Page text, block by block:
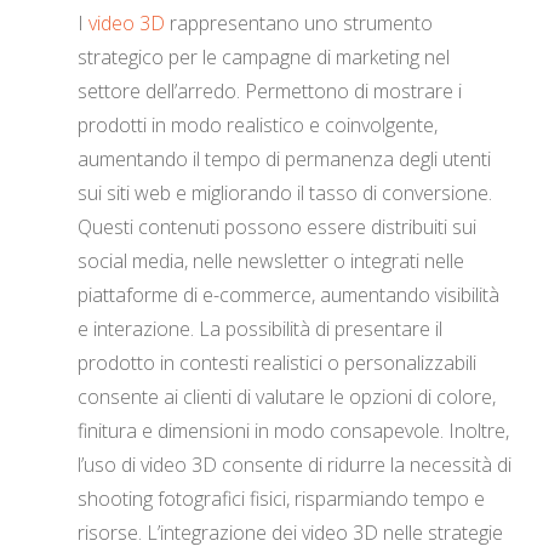
I video 3D rappresentano uno strumento
strategico per le campagne di marketing nel
settore dell’arredo. Permettono di mostrare i
prodotti in modo realistico e coinvolgente,
aumentando il tempo di permanenza degli utenti
sui siti web e migliorando il tasso di conversione.
Questi contenuti possono essere distribuiti sui
social media, nelle newsletter o integrati nelle
piattaforme di e-commerce, aumentando visibilità
e interazione. La possibilità di presentare il
prodotto in contesti realistici o personalizzabili
consente ai clienti di valutare le opzioni di colore,
finitura e dimensioni in modo consapevole. Inoltre,
l’uso di video 3D consente di ridurre la necessità di
shooting fotografici fisici, risparmiando tempo e
risorse. L’integrazione dei video 3D nelle strategie